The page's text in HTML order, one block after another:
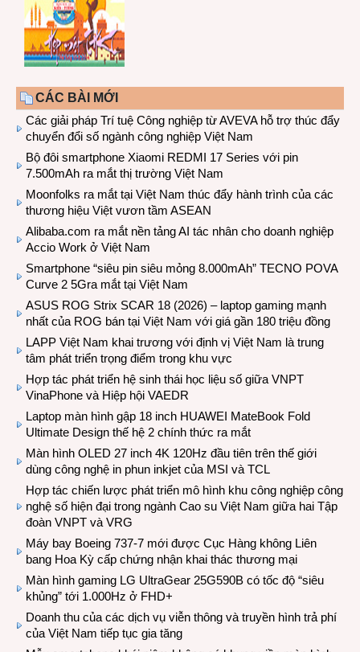
CÁC BÀI MỚI
Các giải pháp Trí tuệ Công nghiệp từ AVEVA hỗ trợ thúc đẩy
chuyển đổi số ngành công nghiệp Việt Nam
Bộ đôi smartphone Xiaomi REDMI 17 Series với pin
7.500mAh ra mắt thị trường Việt Nam
Moonfolks ra mắt tại Việt Nam thúc đẩy hành trình của các
thương hiệu Việt vươn tầm ASEAN
Alibaba.com ra mắt nền tảng AI tác nhân cho doanh nghiệp
Accio Work ở Việt Nam
Smartphone “siêu pin siêu mỏng 8.000mAh” TECNO POVA
Curve 2 5Gra mắt tại Việt Nam
ASUS ROG Strix SCAR 18 (2026) – laptop gaming mạnh
nhất của ROG bán tại Việt Nam với giá gần 180 triệu đồng
LAPP Việt Nam khai trương với định vị Việt Nam là trung
tâm phát triển trọng điểm trong khu vực
Hợp tác phát triển hệ sinh thái học liệu số giữa VNPT
VinaPhone và Hiệp hội VAEDR
Laptop màn hình gập 18 inch HUAWEI MateBook Fold
Ultimate Design thế hệ 2 chính thức ra mắt
Màn hình OLED 27 inch 4K 120Hz đầu tiên trên thế giới
dùng công nghệ in phun inkjet của MSI và TCL
Hợp tác chiến lược phát triển mô hình khu công nghiệp công
nghệ số hiện đại trong ngành Cao su Việt Nam giữa hai Tập
đoàn VNPT và VRG
Máy bay Boeing 737-7 mới được Cục Hàng không Liên
bang Hoa Kỳ cấp chứng nhận khai thác thương mại
Màn hình gaming LG UltraGear 25G590B có tốc độ “siêu
khủng” tới 1.000Hz ở FHD+
Doanh thu của các dịch vụ viễn thông và truyền hình trả phí
của Việt Nam tiếp tục gia tăng